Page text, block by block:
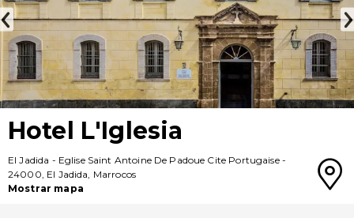
Hotel L'Iglesia
El Jadida - Eglise Saint Antoine De Padoue Cite Portugaise-
24000, El Jadida, Marrocos
Mostrar mapa